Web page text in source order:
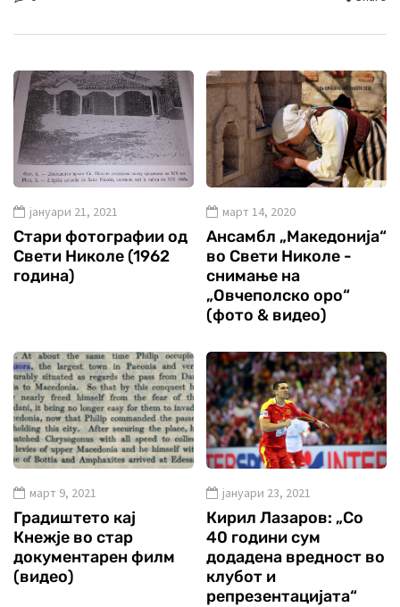
јануари 21, 2021
Стари фотографии од
Свети Николе (1962
година)
март 14, 2020
Ансамбл „Македонија“
во Свети Николе -
снимање на
„Овчеполско оро“
(фото & видео)
март 9, 2021
Градиштето кај
Кнежје во стар
документарен филм
(видео)
јануари 23, 2021
Кирил Лазаров: „Со
40 години сум
додадена вредност во
клубот и
репрезентацијата“